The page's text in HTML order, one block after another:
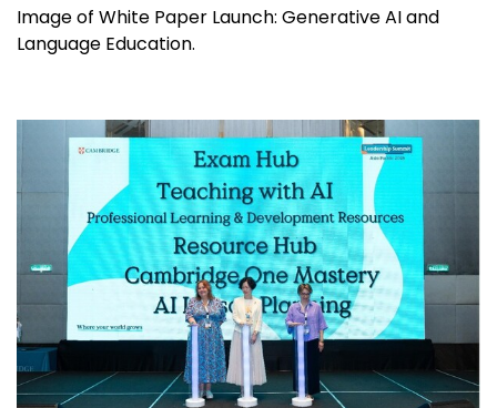
Image of White Paper Launch: Generative AI and
Language Education.